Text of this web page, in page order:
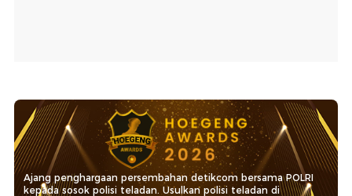
Ajang penghargaan persembahan detikcom bersama POLRI
kepada sosok polisi teladan. Usulkan polisi teladan di